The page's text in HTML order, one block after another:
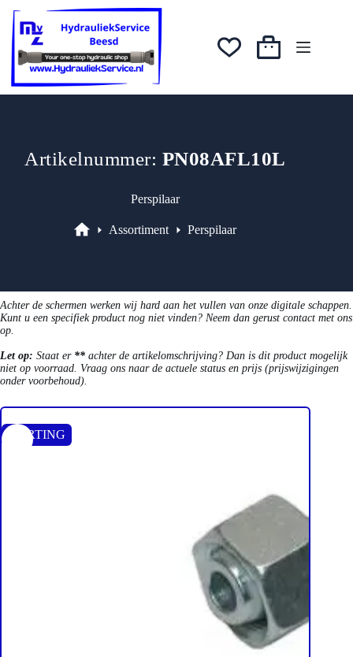
naar
inhoud
was:
€4,56.
€3,65.
Winkelwagen
Artikelnummer: PN08AFL10L
Perspilaar
Assortiment Perspilaar
Achter de schermen werken wij hard aan het vullen van onze digitale schappen.
Kunt u een specifiek product nog niet vinden? Neem dan gerust contact met ons
op.
Let op: Staat er ** achter de artikelomschrijving? Dan is dit product mogelijk
niet op voorraad. Vraag ons naar de actuele status en prijs (prijswijzigingen
onder voorbehoud).
KORTING